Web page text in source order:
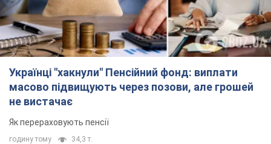
Українці "хакнули" Пенсійний фонд: виплати
масово підвищують через позови, але грошей
не вистачає
Як перераховують пенсії
годину тому 34,3 т.